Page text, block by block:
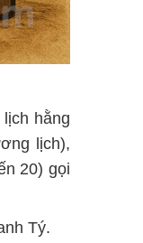
hằng
lịch),
20) gọi
Tý.